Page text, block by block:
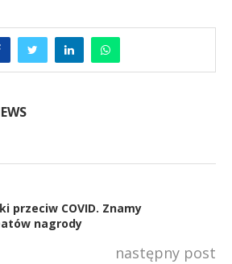
przeciw COVID. Znamy
nagrody
następny post